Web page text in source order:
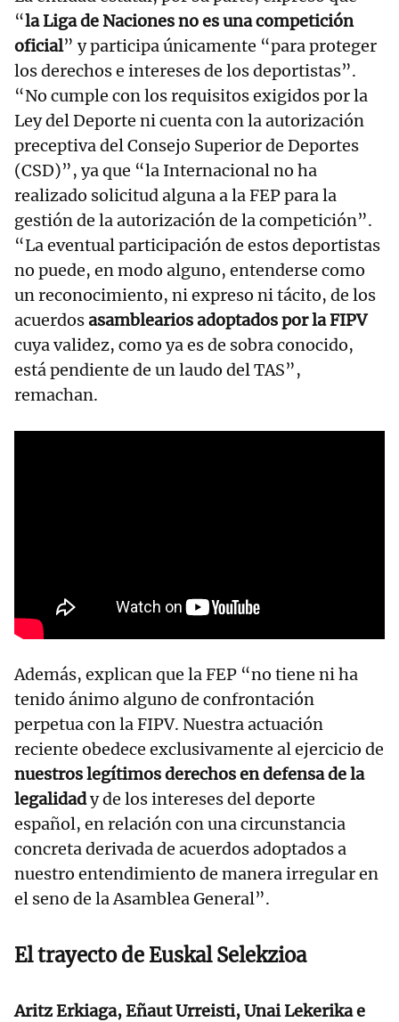
“la Liga de Naciones no es una competición
oficial” y participa únicamente “para proteger
los derechos e intereses de los deportistas”.
“No cumple con los requisitos exigidos por la
Ley del Deporte ni cuenta con la autorización
preceptiva del Consejo Superior de Deportes
(CSD)”, ya que “la Internacional no ha
realizado solicitud alguna a la FEP para la
gestión de la autorización de la competición”.
“La eventual participación de estos deportistas
no puede, en modo alguno, entenderse como
un reconocimiento, ni expreso ni tácito, de los
acuerdosasamblearios adoptados por la FIPV
cuya validez, como ya es de sobra conocido,
está pendiente de un laudo del TAS”,
remachan.
Además, explican que la FEP “no tiene ni ha
tenido ánimo alguno de confrontación
perpetua con la FIPV. Nuestra actuación
reciente obedece exclusivamente al ejercicio de
nuestros legítimos derechos en defensa de la
legalidady de los intereses del deporte
español, en relación con una circunstancia
concreta derivada de acuerdos adoptados a
nuestro entendimiento de manera irregular en
el seno de la Asamblea General”.
El trayecto de Euskal Selekzioa
Aritz Erkiaga, Eñaut Urreisti, Unai Lekerika e